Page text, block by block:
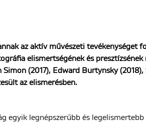
az aktív művészeti tevékenységet
elismertségének és presztízsének
(2017), Edward Burtynsky (2018),
az elismerésben.
egyik legnépszerűbb és